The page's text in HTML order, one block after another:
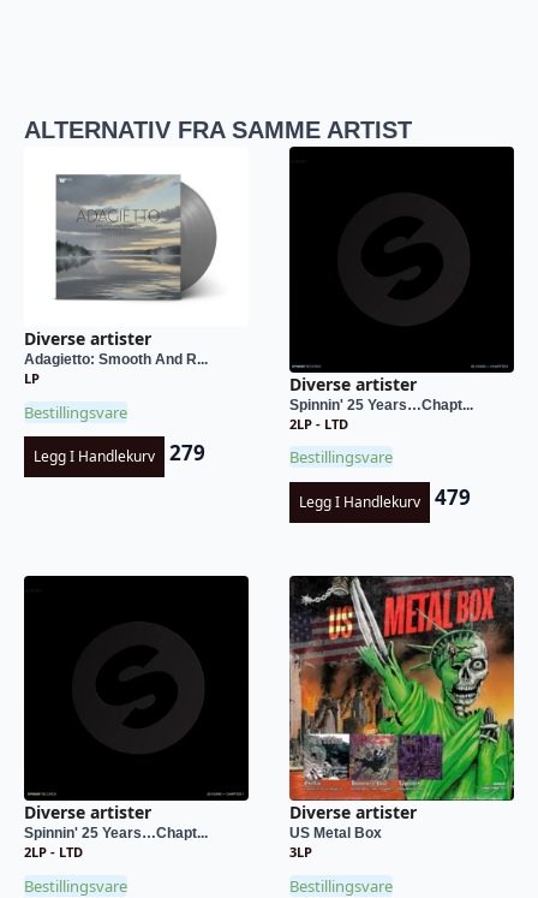
ALTERNATIV FRA SAMME ARTIST
Diverse artister
Adagietto: Smooth And R...
LP
Bestillingsvare
Legg I Handlekurv 279
Diverse artister
Spinnin' 25 Years…Chapt...
2LP - LTD
Bestillingsvare
Legg I Handlekurv 479
Diverse artister
Spinnin' 25 Years…Chapt...
2LP - LTD
Bestillingsvare
Diverse artister
US Metal Box
3LP
Bestillingsvare